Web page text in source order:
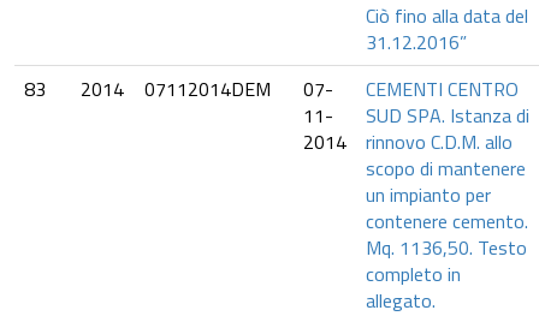
Ciò fino alla data del
31.12.2016”
83
2014 07112014DEM
07-
11-
2014
CEMENTI CENTRO
SUD SPA. Istanza di
rinnovo C.D.M. allo
scopo di mantenere
un impianto per
contenere cemento.
Mq. 1136,50. Testo
completo in
allegato.